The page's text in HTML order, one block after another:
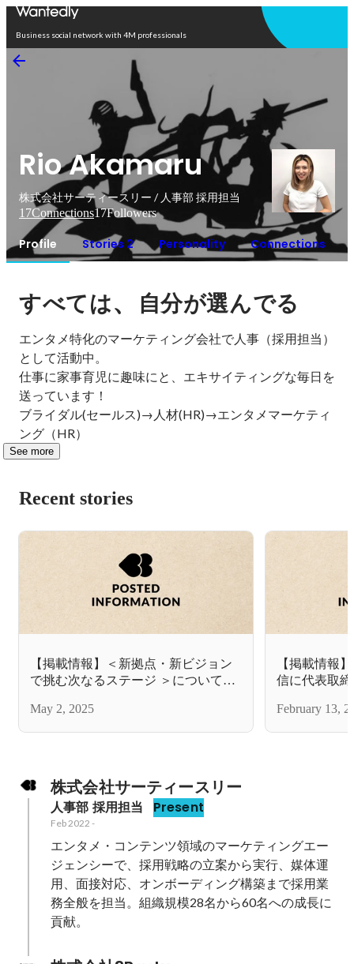
Business social network with 4M professionals
Rio Akamaru
株式会社サーティースリー / 人事部 採用担当
17Connections17Followers
Profile Stories 2 Personality Connections
すべては、 自分が選んでる
エンタメ特化のマーケティング会社で人事（採用担当）
として活動中。
仕事に家事育児に趣味にと、エキサイティングな毎日を
送っています！
ブライダル(セールス)→人材(HR)→エンタメマーケティ
ング（HR）
See more
Recent stories
【掲載情報】＜新拠点・新ビジョン
で挑む次なるステージ ＞についてイ
May 2, 2025
【掲載情報
信に代表取
February 13,
株式会社サーティースリー
人事部 採用担当 Present
Feb 2022 -
エンタメ・コンテンツ領域のマーケティングエー
ジェンシーで、採用戦略の立案から実行、媒体運
用、面接対応、オンボーディング構築まで採用業
務全般を担当。組織規模28名から60名への成長に
貢献。